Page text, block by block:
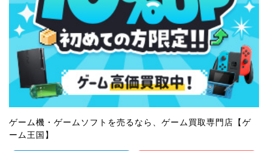
ゲーム機・ゲームソフトを売るなら、ゲーム買取専門店【ゲ
ーム王国】